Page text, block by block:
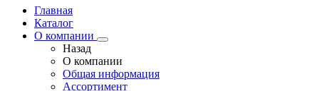
Главная
Каталог
О компании
Назад
О компании
Общая информация
Ассортимент